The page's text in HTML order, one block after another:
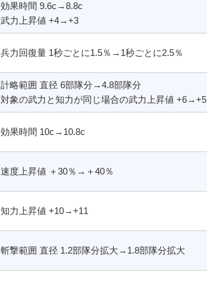
効果時間 9.6c→8.8c
武力上昇値 +4→+3
兵力回復量 1秒ごとに1.5％→1秒ごとに2.5％
計略範囲 直径 6部隊分→4.8部隊分
対象の武力と知力が同じ場合の武力上昇値 +6→+5
効果時間 10c→10.8c
速度上昇値 ＋30％→＋40％
知力上昇値 +10→+11
斬撃範囲 直径 1.2部隊分拡大→1.8部隊分拡大